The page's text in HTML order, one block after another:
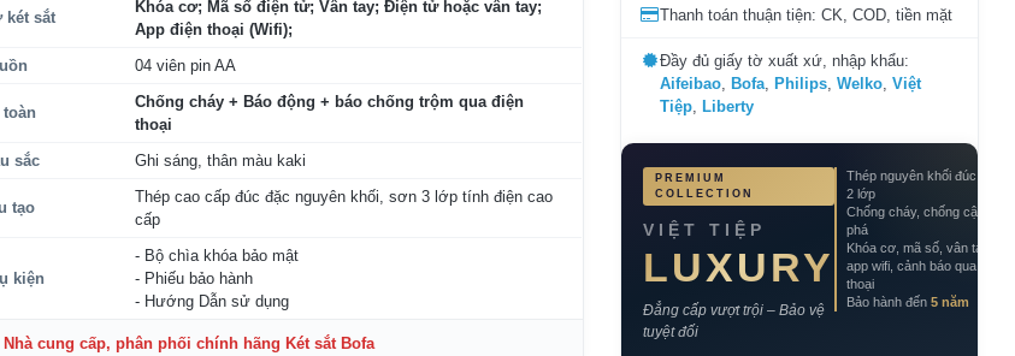
két sắt
Khóa cơ; Mã số điện tử; Vân tay; Điện tử hoặc vân tay;
App điện thoại (Wifi);
04 viên pin AA
Chống cháy + Báo động + báo chống trộm qua điện
thoại
sắc
Ghi sáng, thân màu kaki
tạo
Thép cao cấp đúc đặc nguyên khối, sơn 3 lớp tính điện cao
cấp
kiện
- Bộ chìa khóa bảo mật
- Phiếu bảo hành
- Hướng Dẫn sử dụng
Nhà cung cấp, phân phối chính hãng Két sắt Bofa
Thanh toán thuận tiện: CK, COD, tiền mặt
Đầy đủ giấy tờ xuất xứ, nhập khẩu:
Aifeibao, Bofa, Philips, Welko, Việt
Tiệp, Liberty
PREMIUM
COLLECTION
VIỆT TIỆP
LUXURY
Đẳng cấp vượt trội – Bảo vệ
tuyệt đối
Thép nguyên khối đúc đặc
2 lớp
Chống cháy, chống cậy
phá
Khóa cơ, mã số, vân tay,
app wifi, cảnh báo qua điện
thoại
Bảo hành đến 5 năm